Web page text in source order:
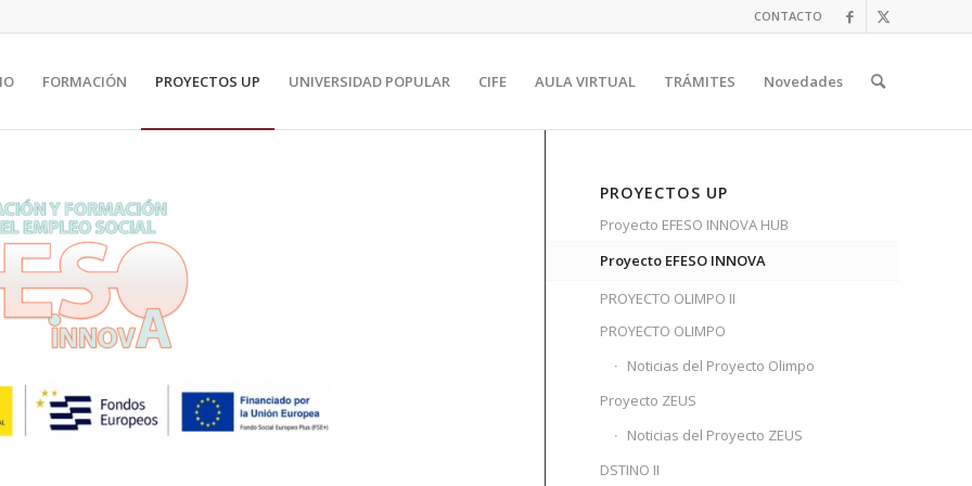
CONTACTO
FORMACIÓN PROYECTOS UP UNIVERSIDAD POPULAR CIFE AULA VIRTUAL TRÁMITES Novedades
PROYECTOS UP
Proyecto EFESO INNOVA HUB
Proyecto EFESO INNOVA
PROYECTO OLIMPO II
PROYECTO OLIMPO
Noticias del Proyecto Olimpo
Proyecto ZEUS
Noticias del Proyecto ZEUS
DSTINO II